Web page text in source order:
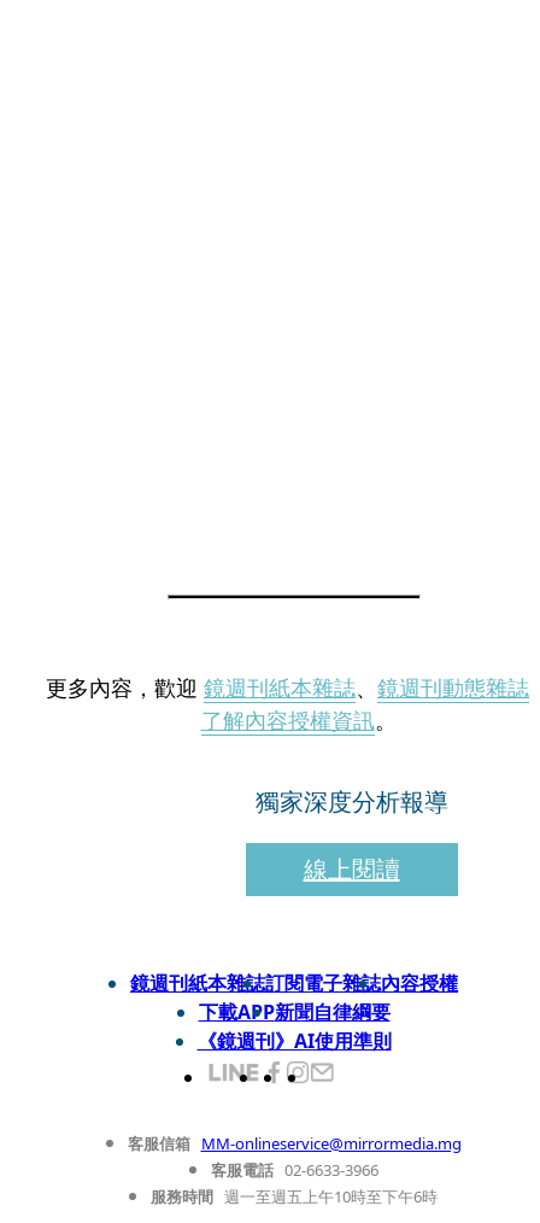
更多內容，歡迎 鏡週刊紙本雜誌、 鏡週刊動態雜誌
了解內容授權資訊。
獨家深度分析報導
線上閱讀
鏡週刊紙本雜誌訂閱電子雜誌內容授權
下載APP新聞自律綱要
《鏡週刊》AI使用準則
客服信箱 MM-onlineservice@mirrormedia.mg
客服電話 02-6633-3966
服務時間 週一至週五上午10時至下午6時